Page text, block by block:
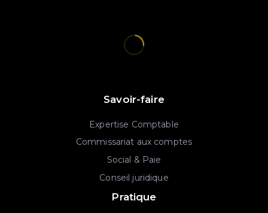
Savoir-faire
Expertise Comptable
Commissariat aux comptes
Social & Paie
Conseil juridique
Pratique